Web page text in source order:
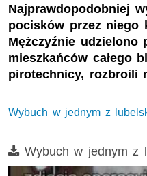
Najprawdopodobniej
pocisków przez niego
Mężczyźnie udzielono
mieszkańców całego
pirotechnicy, rozbroili
Wybuch w jednym z
Film
Wybuch w jednym z